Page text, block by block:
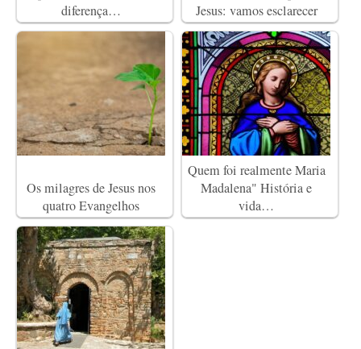
diferença…
Jesus: vamos esclarecer
Os milagres de Jesus nos
quatro Evangelhos
Quem foi realmente Maria
Madalena" História e
vida…